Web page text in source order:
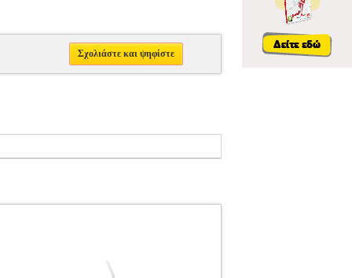
Σχολιάστε και ψηφίστε